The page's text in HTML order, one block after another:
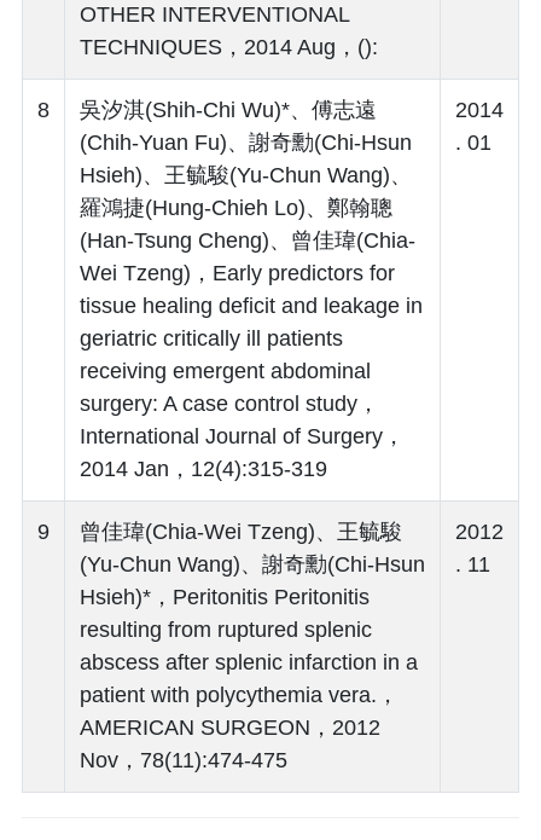
OTHER INTERVENTIONAL
TECHNIQUES，2014 Aug，():
8
吳汐淇(Shih-Chi Wu)*、傅志遠
(Chih-Yuan Fu)、謝奇勳(Chi-Hsun
Hsieh)、王毓駿(Yu-Chun Wang)、
羅鴻捷(Hung-Chieh Lo)、鄭翰聰
(Han-Tsung Cheng)、曾佳瑋(Chia-
Wei Tzeng)，Early predictors for
tissue healing deficit and leakage in
geriatric critically ill patients
receiving emergent abdominal
surgery: A case control study，
International Journal of Surgery，
2014 Jan，12(4):315-319
2014
. 01
9
曾佳瑋(Chia-Wei Tzeng)、王毓駿
(Yu-Chun Wang)、謝奇勳(Chi-Hsun
Hsieh)*，Peritonitis Peritonitis
resulting from ruptured splenic
abscess after splenic infarction in a
patient with polycythemia vera.，
AMERICAN SURGEON，2012
Nov，78(11):474-475
2012
. 11